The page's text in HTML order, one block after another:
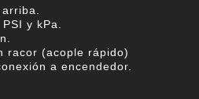
y kPa.
racor (acople rápido)
a encendedor.